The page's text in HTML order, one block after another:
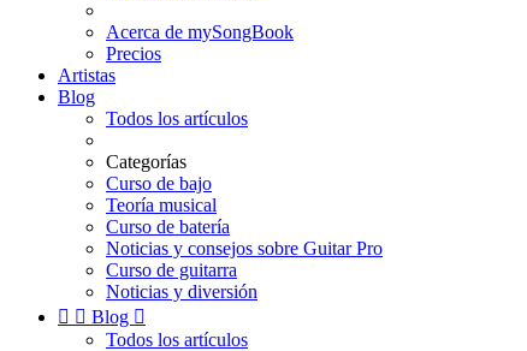
Acerca de mySongBook
Precios
Artistas
Blog
Todos los artículos
Categorías
Curso de bajo
Teoría musical
Curso de batería
Noticias y consejos sobre Guitar Pro
Curso de guitarra
Noticias y diversión
  Blog 
Todos los artículos